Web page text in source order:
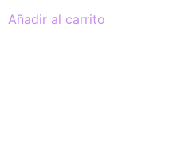
Añadir al carrito